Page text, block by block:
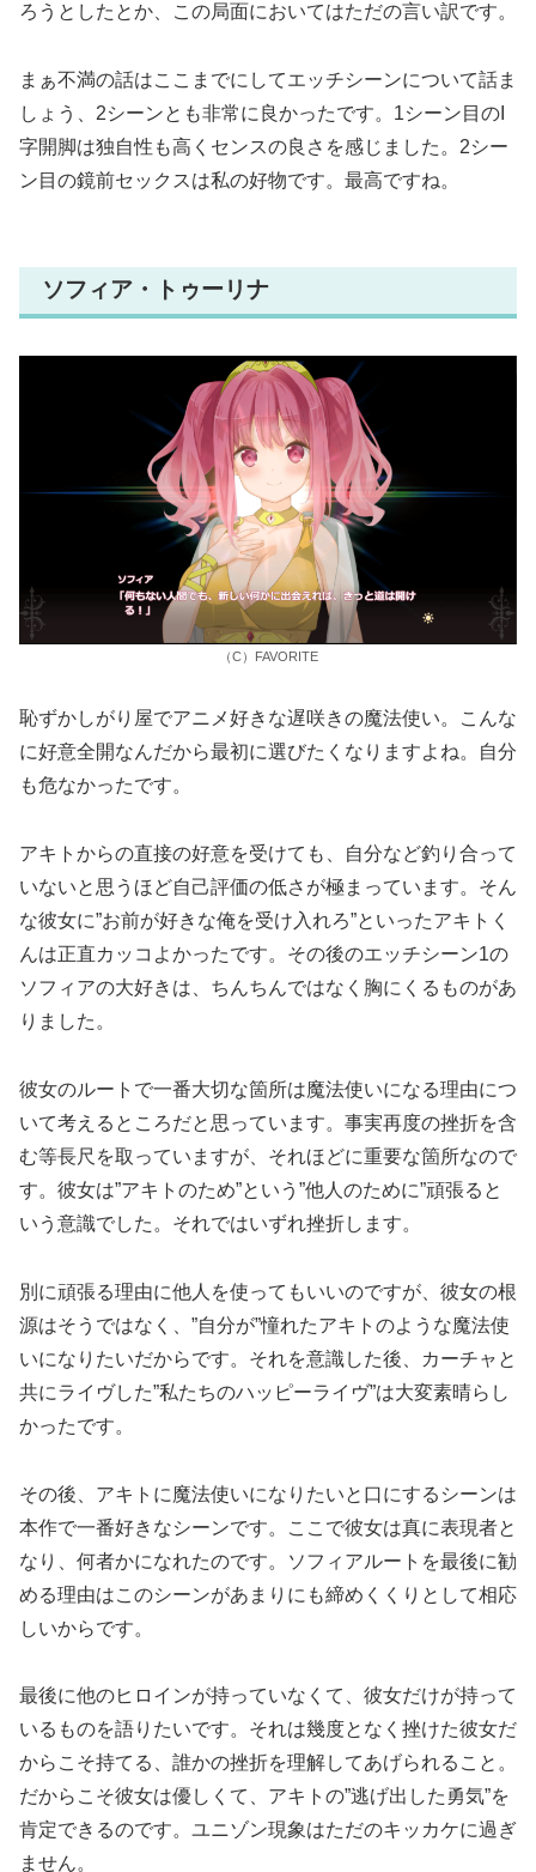
ろうとしたとか、この局面においてはただの言い訳です。
まぁ不満の話はここまでにしてエッチシーンについて話ま
しょう、2シーンとも非常に良かったです。1シーン目のI
字開脚は独自性も高くセンスの良さを感じました。2シー
ン目の鏡前セックスは私の好物です。最高ですね。
ソフィア・トゥーリナ
（C）FAVORITE
恥ずかしがり屋でアニメ好きな遅咲きの魔法使い。こんな
に好意全開なんだから最初に選びたくなりますよね。自分
も危なかったです。
アキトからの直接の好意を受けても、自分など釣り合って
いないと思うほど自己評価の低さが極まっています。そん
な彼女に”お前が好きな俺を受け入れろ”といったアキトく
んは正直カッコよかったです。その後のエッチシーン1の
ソフィアの大好きは、ちんちんではなく胸にくるものがあ
りました。
彼女のルートで一番大切な箇所は魔法使いになる理由につ
いて考えるところだと思っています。事実再度の挫折を含
む等長尺を取っていますが、それほどに重要な箇所なので
す。彼女は”アキトのため”という”他人のために”頑張ると
いう意識でした。それではいずれ挫折します。
別に頑張る理由に他人を使ってもいいのですが、彼女の根
源はそうではなく、”自分が”憧れたアキトのような魔法使
いになりたいだからです。それを意識した後、カーチャと
共にライヴした”私たちのハッピーライヴ”は大変素晴らし
かったです。
その後、アキトに魔法使いになりたいと口にするシーンは
本作で一番好きなシーンです。ここで彼女は真に表現者と
なり、何者かになれたのです。ソフィアルートを最後に勧
める理由はこのシーンがあまりにも締めくくりとして相応
しいからです。
最後に他のヒロインが持っていなくて、彼女だけが持って
いるものを語りたいです。それは幾度となく挫けた彼女だ
からこそ持てる、誰かの挫折を理解してあげられること。
だからこそ彼女は優しくて、アキトの”逃げ出した勇気”を
肯定できるのです。ユニゾン現象はただのキッカケに過ぎ
ません。